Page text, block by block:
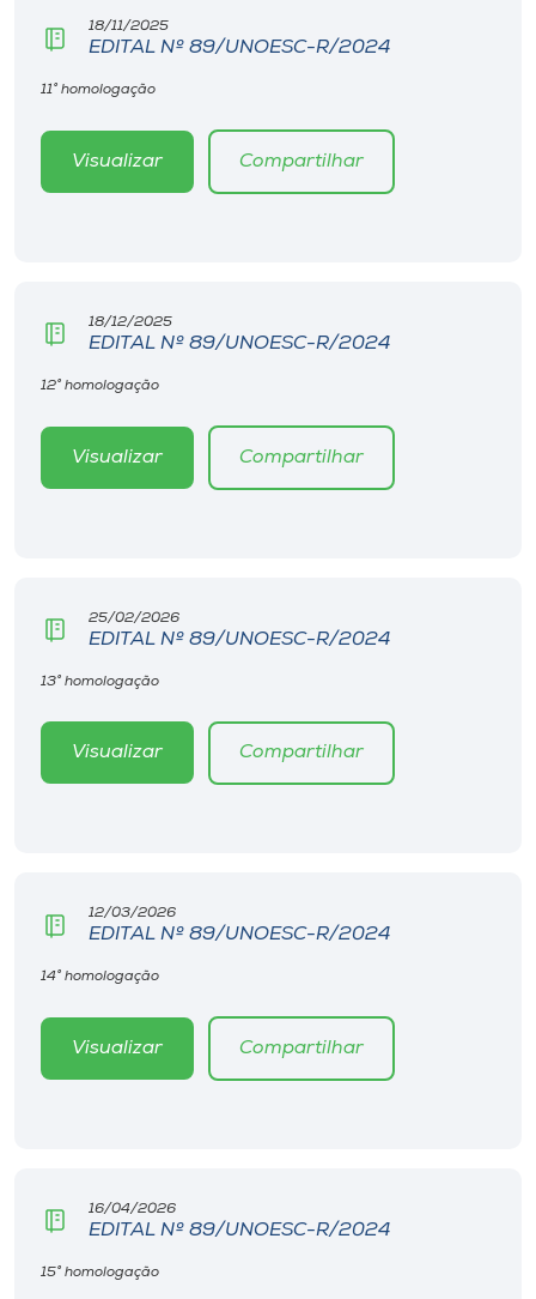
18/11/2025
EDITAL Nº 89/UNOESC-R/2024
11° homologação
Visualizar Compartilhar
18/12/2025
EDITAL Nº 89/UNOESC-R/2024
12° homologação
Visualizar Compartilhar
25/02/2026
EDITAL Nº 89/UNOESC-R/2024
13° homologação
Visualizar Compartilhar
12/03/2026
EDITAL Nº 89/UNOESC-R/2024
14° homologação
Visualizar Compartilhar
16/04/2026
EDITAL Nº 89/UNOESC-R/2024
15° homologação